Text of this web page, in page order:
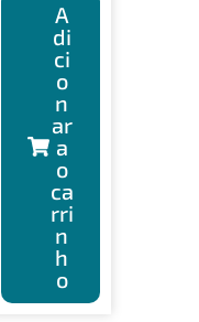
A
di
ci
o
n
ar
a
o
ca
rri
n
h
o